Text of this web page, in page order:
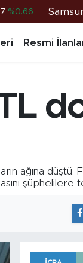
%0.06
%0.66
Resmi
ağına düştü.
şüphelilere